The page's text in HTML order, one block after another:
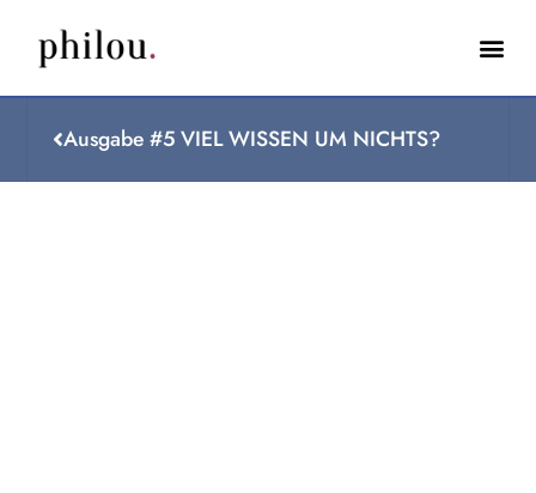
Ausgabe #5 VIEL WISSEN UM NICHTS?